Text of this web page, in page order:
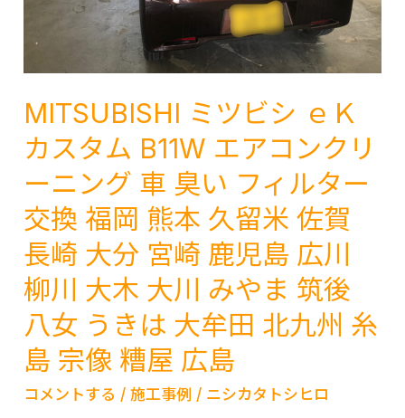
川
ま
筑
女
う
き
は
大
牟
田
北
ン
岡
熊
留
米
佐
賀
長
崎
大
分
い
エ
ア
コ
ン
ク
リ
ー
ニ
ン
グ
北
MITSUBISHI ミツビシ ｅＫ
カスタム B11W エアコンクリ
ーニング 車 臭い フィルター
交換 福岡 熊本 久留米 佐賀
長崎 大分 宮崎 鹿児島 広川
柳川 大木 大川 みやま 筑後
八女 うきは 大牟田 北九州 糸
島 宗像 糟屋 広島
コメントする /施工事例 / ニシカタトシヒロ